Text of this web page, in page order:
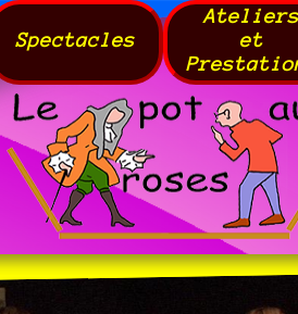
Spectacles
Ateliers
et